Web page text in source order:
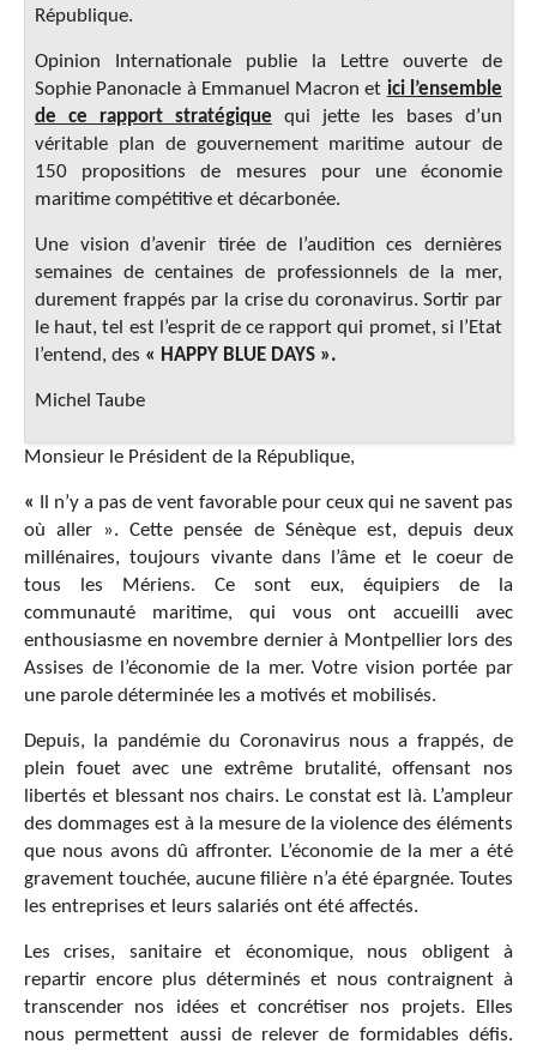
République.
Opinion Internationale publie la Lettre ouverte de
Sophie Panonacle à Emmanuel Macron et ici l’ensemble
de ce rapport stratégique qui jette les bases d’un
véritable plan de gouvernement maritime autour de
150 propositions de mesures pour une économie
maritime compétitive et décarbonée.
Une vision d’avenir tirée de l’audition ces dernières
semaines de centaines de professionnels de la mer,
durement frappés par la crise du coronavirus. Sortir par
le haut, tel est l’esprit de ce rapport qui promet, si l’Etat
l’entend, des « HAPPY BLUE DAYS ».
Michel Taube
Monsieur le Président de la République,
«
Il n’y a pas de vent favorable pour ceux qui ne savent pas
où aller ». Cette pensée de Sénèque est, depuis deux
millénaires, toujours vivante dans l’âme et le coeur de
tous les Mériens. Ce sont eux, équipiers de la
communauté maritime, qui vous ont accueilli avec
enthousiasme en novembre dernier à Montpellier lors des
Assises de l’économie de la mer. Votre vision portée par
une parole déterminée les a motivés et mobilisés.
Depuis, la pandémie du Coronavirus nous a frappés, de
plein fouet avec une extrême brutalité, offensant nos
libertés et blessant nos chairs. Le constat est là. L’ampleur
des dommages est à la mesure de la violence des éléments
que nous avons dû affronter. L’économie de la mer a été
gravement touchée, aucune filière n’a été épargnée. Toutes
les entreprises et leurs salariés ont été affectés.
Les crises, sanitaire et économique, nous obligent à
repartir encore plus déterminés et nous contraignent à
transcender nos idées et concrétiser nos projets. Elles
nous permettent aussi de relever de formidables défis.